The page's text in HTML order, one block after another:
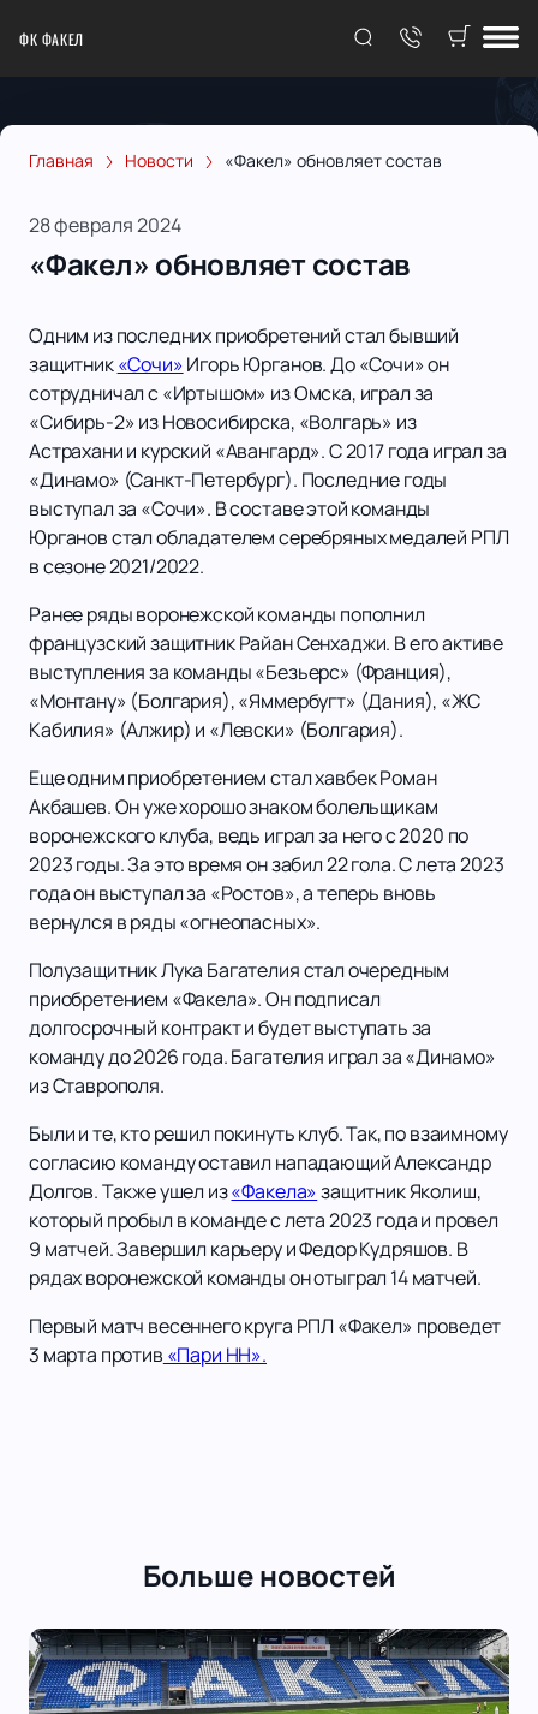
ФК ФАКЕЛ
Главная Новости «Факел» обновляет состав
28 февраля 2024
«Факел» обновляет состав
Одним из последних приобретений стал бывший
защитник«Сочи»Игорь Юрганов. До «Сочи» он
сотрудничал с «Иртышом» из Омска, играл за
«Сибирь-2» из Новосибирска, «Волгарь» из
Астрахани и курский «Авангард». С 2017 года играл за
«Динамо» (Санкт-Петербург). Последние годы
выступал за «Сочи». В составе этой команды
Юрганов стал обладателем серебряных медалей РПЛ
в сезоне 2021/2022.
Ранее ряды воронежской команды пополнил
французский защитник Райан Сенхаджи. В его активе
выступления за команды «Безьерс» (Франция),
«Монтану» (Болгария), «Яммербугт» (Дания), «ЖС
Кабилия» (Алжир) и «Левски» (Болгария).
Еще одним приобретением стал хавбек Роман
Акбашев. Он уже хорошо знаком болельщикам
воронежского клуба, ведь играл за него с 2020 по
2023 годы. За это время он забил 22 гола. С лета 2023
года он выступал за «Ростов», а теперь вновь
вернулся в ряды «огнеопасных».
Полузащитник Лука Багателия стал очередным
приобретением «Факела». Он подписал
долгосрочный контракт и будет выступать за
команду до 2026 года. Багателия играл за «Динамо»
из Ставрополя.
Были и те, кто решил покинуть клуб. Так, по взаимному
согласию команду оставил нападающий Александр
Долгов. Также ушел из«Факела»защитник Яколиш,
который пробыл в команде с лета 2023 года и провел
9 матчей. Завершил карьеру и Федор Кудряшов. В
рядах воронежской команды он отыграл 14 матчей.
Первый матч весеннего круга РПЛ «Факел» проведет
3 марта против «Пари НН».
Больше новостей